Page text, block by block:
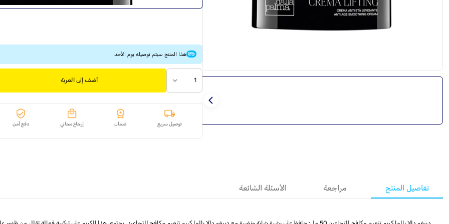
هذا المنتج سيتم توصيله يوم الأحد
1 أضف إلى العربة
توصيل سريع ضمان إرجاع مجاني دفع آمن
تفاصيل المنتج مراجعة الأسئلة الشائعة